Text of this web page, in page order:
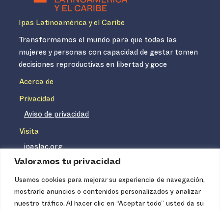
Valoramos tu privacidad
Usamos cookies para mejorar su experiencia de navegación,
mostrarle anuncios o contenidos personalizados y analizar
nuestro tráfico. Al hacer clic en “Aceptar todo” usted da su
Ipas Latinoamérica y el Caribe
Transformamos el mundo para que todas las
mujeres y personas con capacidad de gestar tomen
decisiones reproductivas en libertad y goce
Acerca de
Privacidad
Aviso de privacidad
Visita
ipaslac.org
ipasmexico.org
Ipas no es un distribuidor de insumos médicos. Nuestros
servicios se concentran, entre otros, en la difusión de